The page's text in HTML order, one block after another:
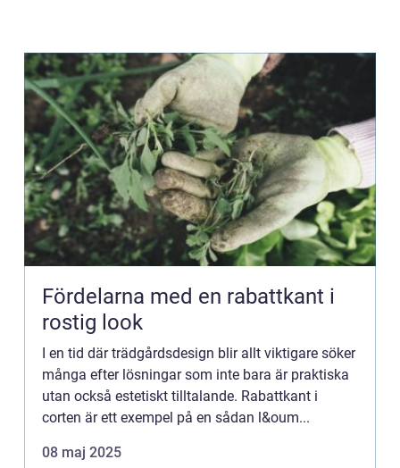
Fördelarna med en rabattkant i
rostig look
I en tid där trädgårdsdesign blir allt viktigare söker
många efter lösningar som inte bara är praktiska
utan också estetiskt tilltalande. Rabattkant i
corten är ett exempel på en sådan l&oum...
08 maj 2025